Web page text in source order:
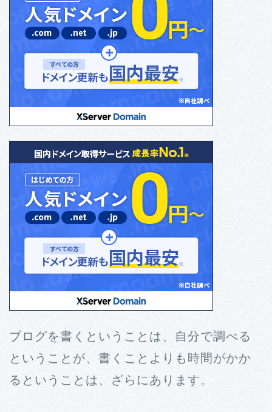
ブログを書くということは、自分で調べる
ということが、書くことよりも時間がかか
るということは、ざらにあります。